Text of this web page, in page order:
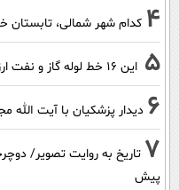
4 کدام شهر شمالی، تابستان
5 این 16 خط لوله گاز و نفت ارزش تنگه هرمز را به سمت صفر می برند
6 دیدار پزشکیان با آیت الله
7
پیش